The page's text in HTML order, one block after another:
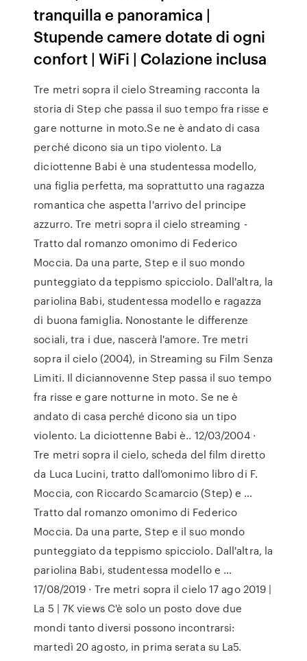
tranquilla e panoramica |
Stupende camere dotate di ogni
confort | WiFi | Colazione inclusa
Tre metri sopra il cielo Streaming racconta la
storia di Step che passa il suo tempo fra risse e
gare notturne in moto.Se ne è andato di casa
perché dicono sia un tipo violento. La
diciottenne Babi è una studentessa modello,
una figlia perfetta, ma soprattutto una ragazza
romantica che aspetta l'arrivo del principe
azzurro. Tre metri sopra il cielo streaming -
Tratto dal romanzo omonimo di Federico
Moccia. Da una parte, Step e il suo mondo
punteggiato da teppismo spicciolo. Dall'altra, la
pariolina Babi, studentessa modello e ragazza
di buona famiglia. Nonostante le differenze
sociali, tra i due, nascerà l'amore. Tre metri
sopra il cielo (2004), in Streaming su Film Senza
Limiti. Il diciannovenne Step passa il suo tempo
fra risse e gare notturne in moto. Se ne è
andato di casa perché dicono sia un tipo
violento. La diciottenne Babi è.. 12/03/2004 ·
Tre metri sopra il cielo, scheda del film diretto
da Luca Lucini, tratto dall'omonimo libro di F.
Moccia, con Riccardo Scamarcio (Step) e …
Tratto dal romanzo omonimo di Federico
Moccia. Da una parte, Step e il suo mondo
punteggiato da teppismo spicciolo. Dall'altra, la
pariolina Babi, studentessa modello e …
17/08/2019 · Tre metri sopra il cielo 17 ago 2019 |
La 5 | 7K views C'è solo un posto dove due
mondi tanto diversi possono incontrarsi:
martedì 20 agosto, in prima serata su La5.